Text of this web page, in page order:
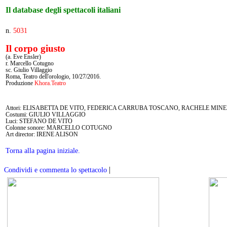
Il database degli spettacoli italiani
n. 5031
Il corpo giusto
(a. Eve Ensler)
r. Marcello Cotugno
sc. Giulio Villaggio
Roma, Teatro dell'orologio, 10/27/2016.
Produzione Khora.Teatro
Attori: ELISABETTA DE VITO, FEDERICA CARRUBA TOSCANO, RACHELE
Costumi: GIULIO VILLAGGIO
Luci: STEFANO DE VITO
Colonne sonore: MARCELLO COTUGNO
Art director: IRENE ALISON
Torna alla pagina iniziale.
Condividi e commenta lo spettacolo |